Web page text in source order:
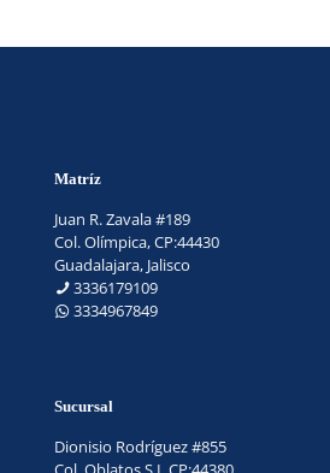
Matríz
Juan R. Zavala #189
Col. Olímpica, CP:44430
Guadalajara, Jalisco
3336179109
3334967849
Sucursal
Dionisio Rodríguez #855